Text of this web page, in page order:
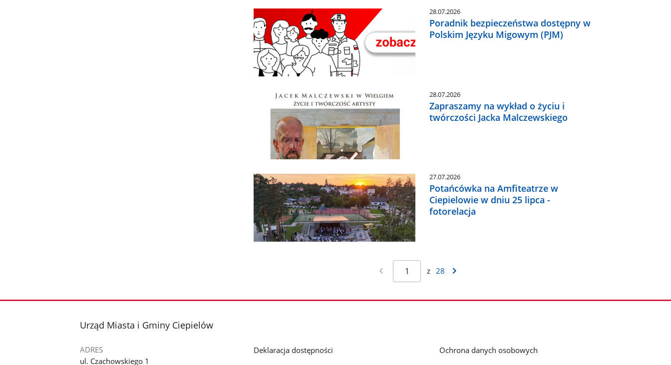
28.07.2026
Poradnik bezpieczeństwa dostępny w
Polskim Języku Migowym (PJM)
28.07.2026
Zapraszamy na wykład o życiu i
twórczości Jacka Malczewskiego
27.07.2026
Potańcówka na Amfiteatrze w
Ciepielowie w dniu 25 lipca -
fotorelacja
z 28
stopka
Urząd Miasta i Gminy Ciepielów
ADRES
ul. Czachowskiego 1
Deklaracja dostępności Ochrona danych osobowych